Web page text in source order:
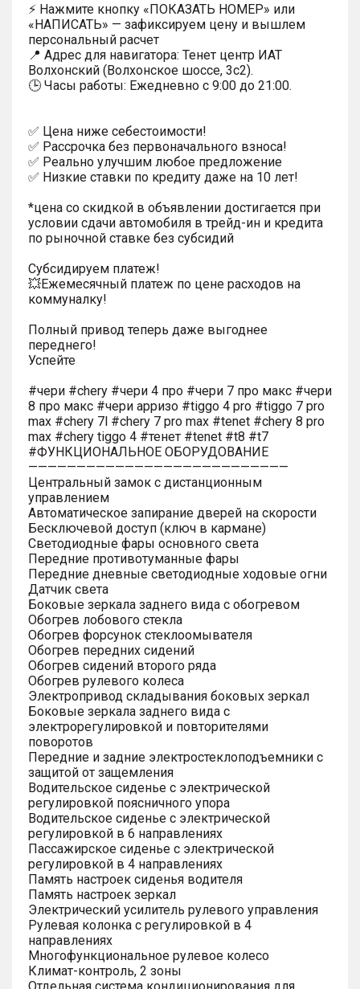
⚡ Нажмите кнопку «ПОКАЗАТЬ НОМЕР» или
«НАПИСАТЬ» — зафиксируем цену и вышлем
персональный расчет
📍 Адрес для навигатора: Тенет центр ИАТ
Волхонский (Волхонское шоссе, 3с2).
🕒 Часы работы: Ежедневно с 9:00 до 21:00.
✅ Цена ниже себестоимости!
✅ Рассрочка без первоначального взноса!
✅ Реально улучшим любое предложение
✅ Низкие ставки по кредиту даже на 10 лет!
*цена со скидкой в объявлении достигается при
условии сдачи автомобиля в трейд-ин и кредита
по рыночной ставке без субсидий
Субсидируем платеж!
💥Ежемесячный платеж по цене расходов на
коммуналку!
Полный привод теперь даже выгоднее
переднего!
Успейте
#чери #chery #чери 4 про #чери 7 про макс #чери
8 про макс #чери арризо #tiggo 4 pro #tiggo 7 pro
max #chery 7l #chery 7 pro max #tenet #chery 8 pro
max #chery tiggo 4 #тенет #tenet #t8 #t7
#ФУНКЦИОНАЛЬНОЕ ОБОРУДОВАНИЕ
———————————————————————————
Центральный замок с дистанционным
управлением
Автоматическое запирание дверей на скорости
Бесключевой доступ (ключ в кармане)
Светодиодные фары основного света
Передние противотуманные фары
Передние дневные светодиодные ходовые огни
Датчик света
Боковые зеркала заднего вида с обогревом
Обогрев лобового стекла
Обогрев форсунок стеклоомывателя
Обогрев передних сидений
Обогрев сидений второго ряда
Обогрев рулевого колеса
Электропривод складывания боковых зеркал
Боковые зеркала заднего вида с
электрорегулировкой и повторителями
поворотов
Передние и задние электростеклоподъемники с
защитой от защемления
Водительское сиденье с электрической
регулировкой поясничного упора
Водительское сиденье с электрической
регулировкой в 6 направлениях
Пассажирское сиденье с электрической
регулировкой в 4 направлениях
Память настроек сиденья водителя
Память настроек зеркал
Электрический усилитель рулевого управления
Рулевая колонка с регулировкой в 4
направлениях
Многофункциональное рулевое колесо
Климат-контроль, 2 зоны
Отдельная система кондиционирования для